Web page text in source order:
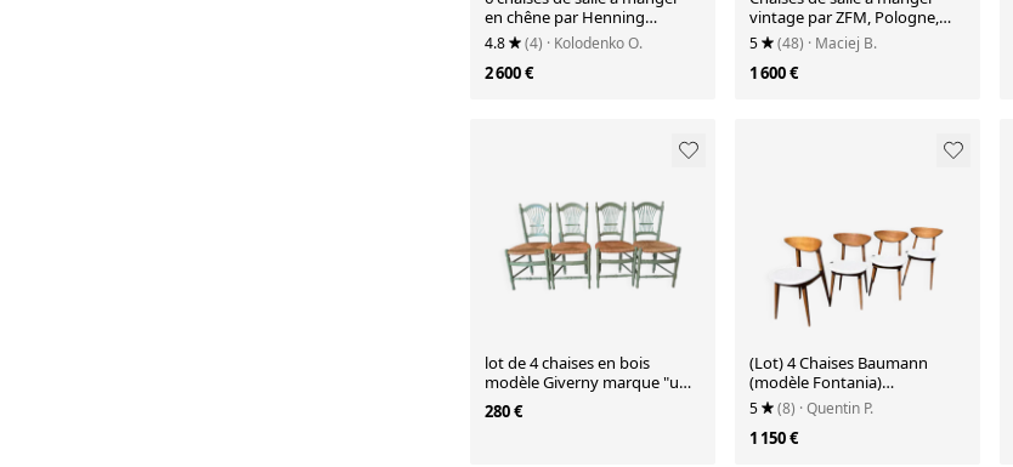
en chêne par Henning
Kjaernulf | Danemark |
années 1950
4.8 (4) · Kolodenko O.
2 600 €
vintage par ZFM, Pologne,
années 1960, ensemble de 4
5 (48) · Maciej B.
1 600 €
lot de 4 chaises en bois
modèle Giverny marque "un
jardin en plus"
280 €
(Lot) 4 Chaises Baumann
(modèle Fontania)
Restaurées
5 (8) · Quentin P.
1 150 €